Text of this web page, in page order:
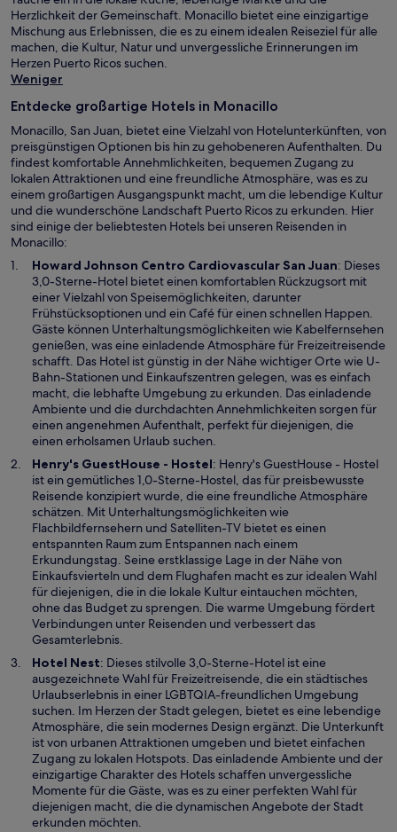
Herzlichkeit der Gemeinschaft. Monacillo bietet eine einzigartige
Mischung aus Erlebnissen, die es zu einem idealen Reiseziel für alle
machen, die Kultur, Natur und unvergessliche Erinnerungen im
Herzen Puerto Ricos suchen.
Weniger
Entdecke großartige Hotels in Monacillo
Monacillo, San Juan, bietet eine Vielzahl von Hotelunterkünften, von
preisgünstigen Optionen bis hin zu gehobeneren Aufenthalten. Du
findest komfortable Annehmlichkeiten, bequemen Zugang zu
lokalen Attraktionen und eine freundliche Atmosphäre, was es zu
einem großartigen Ausgangspunkt macht, um die lebendige Kultur
und die wunderschöne Landschaft Puerto Ricos zu erkunden. Hier
sind einige der beliebtesten Hotels bei unseren Reisenden in
Monacillo:
Howard Johnson Centro Cardiovascular San JuanW
i
d
i
n
e
i
n
e
m
e
u
e
n
s
t
e
r
f
f
n
e
t
: Dieses
3,0-Sterne-Hotel bietet einen komfortablen Rückzugsort mit
einer Vielzahl von Speisemöglichkeiten, darunter
Frühstücksoptionen und ein Café für einen schnellen Happen.
Gäste können Unterhaltungsmöglichkeiten wie Kabelfernsehen
genießen, was eine einladende Atmosphäre für Freizeitreisende
schafft. Das Hotel ist günstig in der Nähe wichtiger Orte wie U-
Bahn-Stationen und Einkaufszentren gelegen, was es einfach
macht, die lebhafte Umgebung zu erkunden. Das einladende
Ambiente und die durchdachten Annehmlichkeiten sorgen für
einen angenehmen Aufenthalt, perfekt für diejenigen, die
einen erholsamen Urlaub suchen.
Henry's GuestHouse - HostelW
i
r
d
i
n
e
i
n
e
m
e
u
e
n
F
e
n
s
t
e
r
: Henry's GuestHouse - Hostel
ist ein gemütliches 1,0-Sterne-Hostel, das für preisbewusste
Reisende konzipiert wurde, die eine freundliche Atmosphäre
schätzen. Mit Unterhaltungsmöglichkeiten wie
Flachbildfernsehern und Satelliten-TV bietet es einen
entspannten Raum zum Entspannen nach einem
Erkundungstag. Seine erstklassige Lage in der Nähe von
Einkaufsvierteln und dem Flughafen macht es zur idealen Wahl
für diejenigen, die in die lokale Kultur eintauchen möchten,
ohne das Budget zu sprengen. Die warme Umgebung fördert
Verbindungen unter Reisenden und verbessert das
Gesamterlebnis.
Hotel NestW
i
r
d
i
n
e
i
n
e
m
: Dieses stilvolle 3,0-Sterne-Hotel ist eine
ausgezeichnete Wahl für Freizeitreisende, die ein städtisches
Urlaubserlebnis in einer LGBTQIA-freundlichen Umgebung
suchen. Im Herzen der Stadt gelegen, bietet es eine lebendige
Atmosphäre, die sein modernes Design ergänzt. Die Unterkunft
ist von urbanen Attraktionen umgeben und bietet einfachen
Zugang zu lokalen Hotspots. Das einladende Ambiente und der
einzigartige Charakter des Hotels schaffen unvergessliche
Momente für die Gäste, was es zu einer perfekten Wahl für
diejenigen macht, die die dynamischen Angebote der Stadt
erkunden möchten.